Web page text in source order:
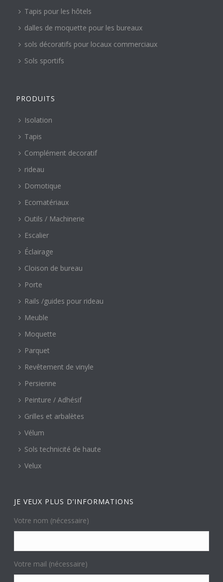
Tapis pour les hôtels
dalles de moquette pour les bureaux
sols décoratifs pour locaux commerciaux
Sols sportifs
PRODUITS
Isolation
Tapis
Complément decoratif
rideau
Domotique
Ecomatériaux
Outils / Machinerie
Escalier
Éclairage
Cloison de bureau
Porte
Rails /guides pour rideau
Meuble
Moquette
Parquet
Revêtement de vinyle
Persienne
Peinture / Adhésif
Grilles et arbalètes
Vélum
Sols technicité de haute
Velux
JE VEUX PLUS D’INFORMATIONS
Votre nom (nécessaire)
Votre mail (nécessaire)